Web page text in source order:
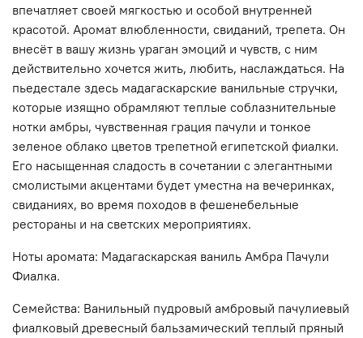
впечатляет своей мягкостью и особой внутренней
красотой. Аромат влюбленности, свиданий, трепета. Он
внесёт в вашу жизнь ураган эмоций и чувств, с ним
действительно хочется жить, любить, наслаждаться. На
пьедестале здесь мадагаскарские ванильные стручки,
которые изящно обрамляют теплые соблазнительные
нотки амбры, чувственная грация пачули и тонкое
зеленое облако цветов трепетной египетской фиалки.
Его насыщенная сладость в сочетании с элегантными
смолистыми акцентами будет уместна на вечеринках,
свиданиях, во время походов в фешенебельные
рестораны и на светских мероприятиях.
Ноты аромата: Мадагаскарская ваниль Амбра Пачули
Фиалка.
Семейства: Ванильный пудровый амбровый пачулиевый
фиалковый древесный бальзамический теплый пряный